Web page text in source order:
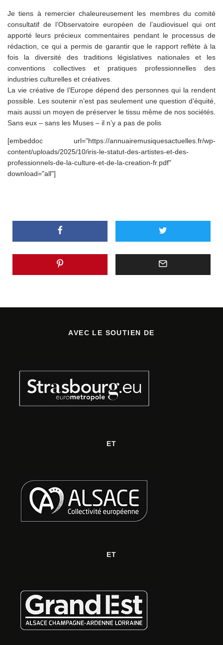
Je tiens à remercier chaleureusement les membres du comité
consultatif de l’Observatoire européen de l’audiovisuel qui ont
apporté leurs précieux commentaires pendant le processus de
rédaction, ce qui a permis de garantir que le rapport reflète à la
fois la diversité des traditions législatives nationales et les
conventions collectives et pratiques professionnelles des
industries culturelles et créatives.
La vie créative de l’Europe dépend des personnes qui la rendent
possible. Les soutenir n’est pas seulement une question d’équité,
mais aussi un moyen de préserver le tissu même de nos sociétés.
Sans eux – sans les Muses – il n’y a pas de polis
[embeddoc url="https://annuairemusiquesactuelles.fr/wp-
content/uploads/2025/10/iris-le-statut-des-artistes-et-des-
professionnels-de-la-culture-et-de-la-creation-fr.pdf"
download="all"]
AVEC LE SOUTIEN DE
ET
ET